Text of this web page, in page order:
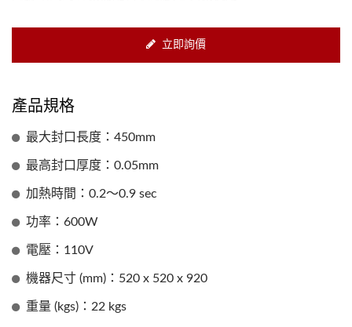
立即詢價
產品規格
最大封口長度：450mm
最高封口厚度：0.05mm
加熱時間：0.2～0.9 sec
功率：600W
電壓：110V
機器尺寸 (mm)：520 x 520 x 920
重量 (kgs)：22 kgs